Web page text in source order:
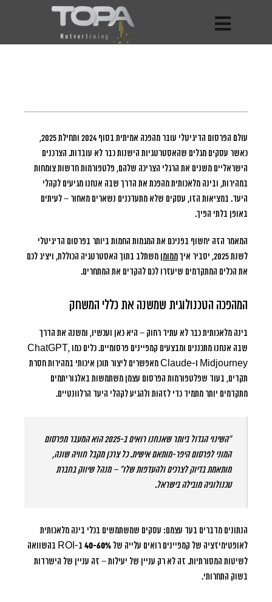
עולם הפרסום הדיגיטלי עובר מהפכה אמיתית בסוף 2024 ותחילת 2025,
כאשר עסקים מגלים שהאסטרטגיות הישנות כבר לא עובדות. הצרכנים
הישראליים משנים את הרגלי הצריכה שלהם, פלטפורמות חדשות צומחות
במהירות, ובינה מלאכותית מהפכת את הדרך שבה אנחנו מגיעים לקהלי
היעד. במציאות הזו, עסקים שלא מתעדכנים נשארים מאחור – לעיתים
באופן בלתי הפיך.
המאמר הזה יחשוף בפניכם את המגמות החמות ביותר בפרסום הדיגיטלי
לשנת 2025, יסביר איך
ממומן משתלב בתוך האסטרטגיה הכוללת, ויציג לכם
את הכלים המתקדמים שיעזרו לכם להקדים את המתחרים.
המהפכה הטכנולוגית שמשנה את כללי המשחק
בינה מלאכותית כבר לא עתיד רחוק – היא כאן ועכשיו, ומשנה את הדרך
שבה אנחנו מתכננים ומבצעים קמפיינים פרסומיים. כלים כמו ChatGPT,
Midjourney ו-Claude מאפשרים ליצור תוכן איכותי במהירות חסרת
תקדים, בעוד שפלטפורמות הפרסום עצמן משתמשות באלגוריתמים
מתקדמים יותר מתמיד כדי לזהות ולהגיע לקהלי היעד הרלוונטיים.
“השינוי הגדול ביותר שאנחנו רואים ב-2025 הוא המעבר מפרסום
המוני לפרסום היפר-מותאם אישית. כל צרכן מקבל חוויה שונה,
מותאמת בדיוק לצרכים ולהעדפות שלו” – מנהל שיווק בחברת
טכנולוגיה מובילה בישראל.
הנתונים מדברים בעד עצמם: עסקים שמשתמשים בכלי בינה מלאכותית
לאופטימיזציה של קמפיינים רואים עלייה של 40-60%
ב-ROI בהשוואה
לשיטות המסורתיות. זה לא רק עניין של יעילות – זה עניין של הישרדות
בשוק התחרותי.